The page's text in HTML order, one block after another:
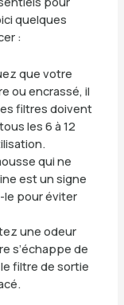
quelques
:
que votre
ou encrassé, il
filtres doivent
les 6 à 12
qui ne
est un signe
le pour éviter
une odeur
s’échappe de
filtre de sortie